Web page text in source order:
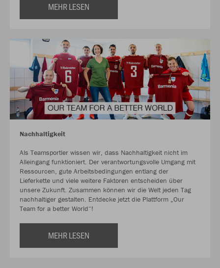
MEHR LESEN
Nachhaltigkeit
Als Teamsportler wissen wir, dass Nachhaltigkeit nicht im
Alleingang funktioniert. Der verantwortungsvolle Umgang mit
Ressourcen, gute Arbeitsbedingungen entlang der
Lieferkette und viele weitere Faktoren entscheiden über
unsere Zukunft. Zusammen können wir die Welt jeden Tag
nachhaltiger gestalten. Entdecke jetzt die Plattform „Our
Team for a better World“!
MEHR LESEN